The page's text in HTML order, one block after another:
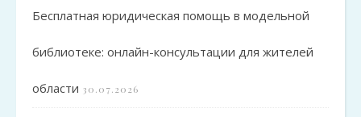
Бесплатная юридическая помощь в модельной
библиотеке: онлайн-консультации для жителей
области 30.07.2026